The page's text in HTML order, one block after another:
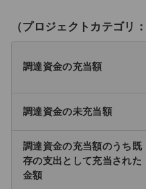
（プロジェクトカテゴリ
調達資金の充当額
調達資金の未充当額
調達資金の充当額のうち既
存の支出として充当された
金額